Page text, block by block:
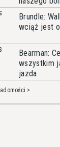
Brundle:
wciąż jest
Bearman:
wszystkim
jazda
>